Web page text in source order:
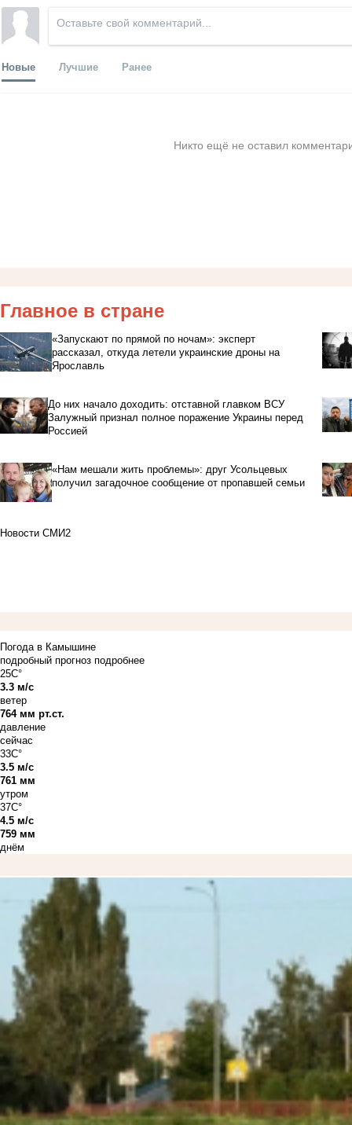
Новые Лучшие Ранее
Никто ещё не оставил
Главное в стране
«Запускают по прямой по ночам»: эксперт
рассказал, откуда летели украинские дроны на
Ярославль
До них начало доходить: отставной главком ВСУ
Залужный признал полное поражение Украины перед
Россией
«Нам мешали жить проблемы»: друг Усольцевых
получил загадочное сообщение от пропавшей семьи
Новости СМИ2
Погода в Камышине
подробный прогноз подробнее
25C°
3.3 м/с
ветер
764 мм рт.ст.
давление
сейчас
33C°
3.5 м/с
761 мм
утром
37C°
4.5 м/с
759 мм
днём